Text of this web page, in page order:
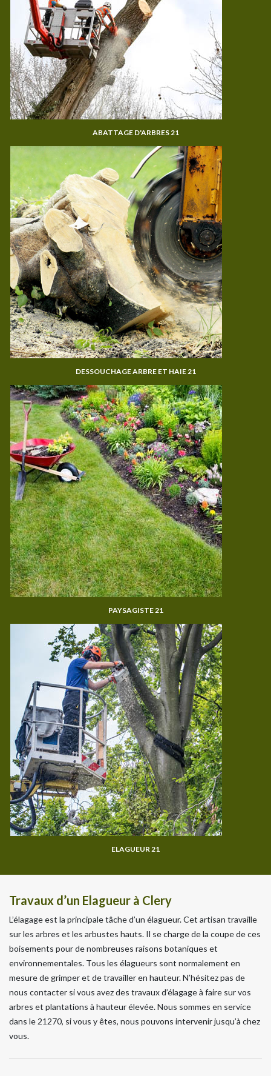
ABATTAGE D'ARBRES 21
DESSOUCHAGE ARBRE ET HAIE 21
PAYSAGISTE 21
ELAGUEUR 21
Travaux d’un Elagueur à Clery
L’élagage est la principale tâche d’un élagueur. Cet artisan travaille
sur les arbres et les arbustes hauts. Il se charge de la coupe de ces
boisements pour de nombreuses raisons botaniques et
environnementales. Tous les élagueurs sont normalement en
mesure de grimper et de travailler en hauteur. N’hésitez pas de
nous contacter si vous avez des travaux d’élagage à faire sur vos
arbres et plantations à hauteur élevée. Nous sommes en service
dans le 21270, si vous y êtes, nous pouvons intervenir jusqu’à chez
vous.